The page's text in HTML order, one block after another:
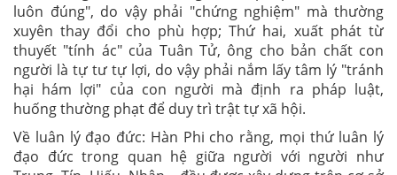
luôn đúng", do vậy phải "chứng nghiệm" mà thường
xuyên thay đổi cho phù hợp; Thứ hai, xuất phát từ
thuyết "tính ác" của Tuân Tử, ông cho bản chất con
người là tự tư tự lợi, do vậy phải nắm lấy tâm lý "tránh
hại hám lợi" của con người mà định ra pháp luật,
huống thường phạt để duy trì trật tự xã hội.
Về luân lý đạo đức: Hàn Phi cho rằng, mọi thứ luân lý
đạo đức trong quan hệ giữa người với người như